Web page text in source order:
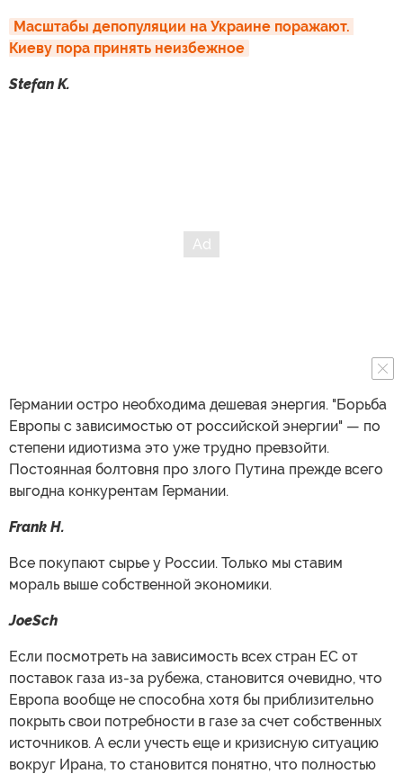
Масштабы депопуляции на Украине поражают.
Киеву пора принять неизбежное
Stefan K.
Германии остро необходима дешевая энергия. "Борьба
Европы с зависимостью от российской энергии" — по
степени идиотизма это уже трудно превзойти.
Постоянная болтовня про злого Путина прежде всего
выгодна конкурентам Германии.
Frank H.
Все покупают сырье у России. Только мы ставим
мораль выше собственной экономики.
JoeSch
Если посмотреть на зависимость всех стран ЕС от
поставок газа из-за рубежа, становится очевидно, что
Европа вообще не способна хотя бы приблизительно
покрыть свои потребности в газе за счет собственных
источников. А если учесть еще и кризисную ситуацию
вокруг Ирана, то становится понятно, что полностью